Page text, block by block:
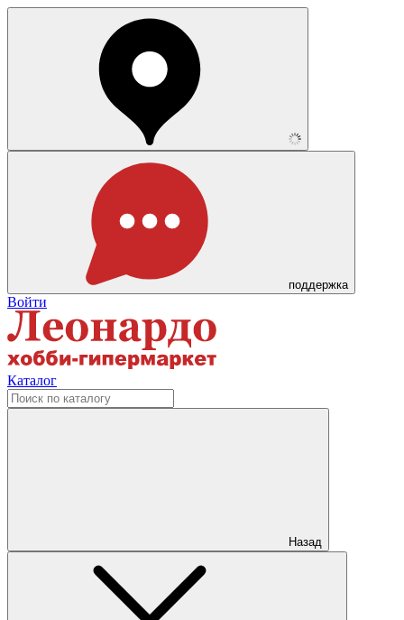
поддержка
Войти
Каталог
Назад